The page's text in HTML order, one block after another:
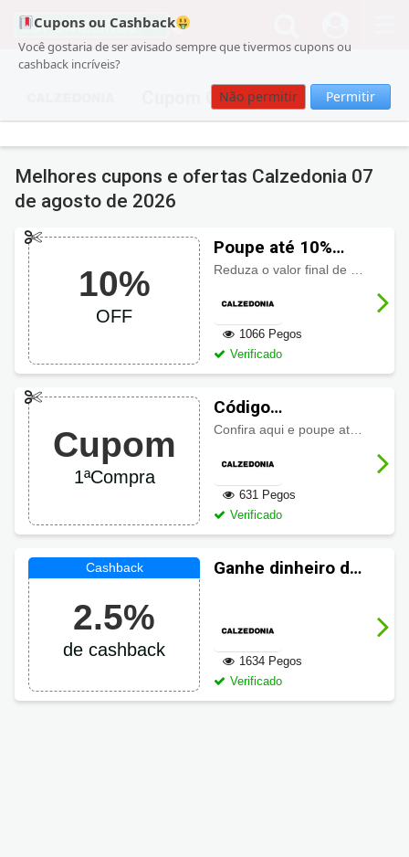
Cupons ou Cashback
Você gostaria de ser avisado sempre que tivermos cupons ou
cashback incríveis?
Não permitir Permitir
Cupom Calzedonia
Melhores cupons e ofertas Calzedonia 07
de agosto de 2026
10%
OFF
Poupe até 10%
OFF usando
1066 Pegos
Verificado
Cupom
1ªCompra
Código
promocional
10% OFF
631 Pegos
Verificado
2.5%
de cashback
Ganhe dinheiro de
Calzedonia
1634 Pegos
Verificado